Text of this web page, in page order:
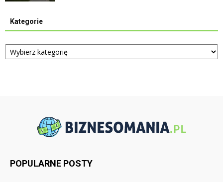
Kategorie
Kategorie
POPULARNE POSTY